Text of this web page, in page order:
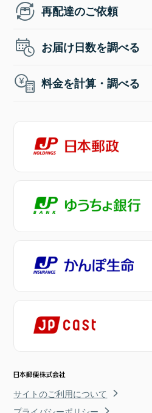
再配達のご依頼
お届け日数を調べる
料金を計算・調べる
サイトのご利用について